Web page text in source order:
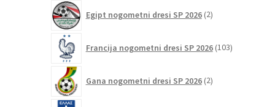
Egipt nogometni dresi SP 2026 2izdelka
Francija nogometni dresi SP 2026 103izdelki
Gana nogometni dresi SP 2026 2izdelka